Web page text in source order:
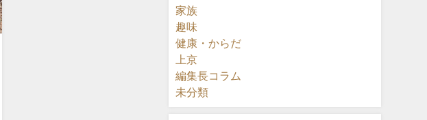
家族
趣味
健康・からだ
上京
編集長コラム
未分類